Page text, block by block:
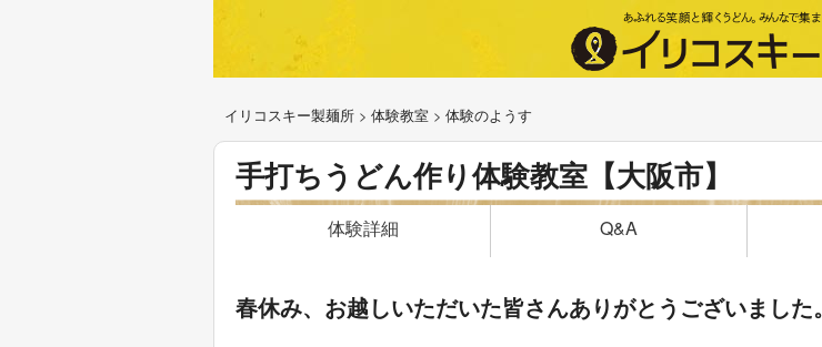
イリコスキー製麺所 > 体験教室 > 体験のようす
手打ちうどん作り体験教室【大阪市】
体験詳細 Q&A
春休み、お越しいただいた皆さんありがとうございました。